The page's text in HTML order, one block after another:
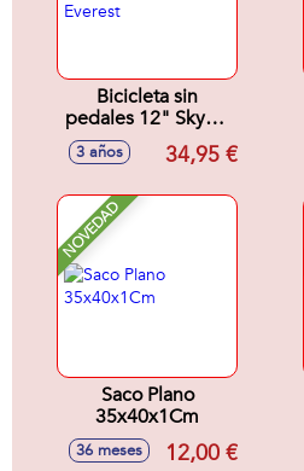
Bicicleta sin
pedales 12" Skye y
Everest
3 años 34,95 €
NOVEDAD
Saco Plano
35x40x1Cm
36 meses 12,00 €